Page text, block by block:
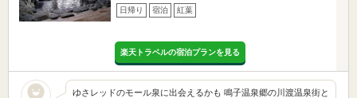
日帰り 宿泊 紅葉
楽天トラベルの宿泊プランを見る
ゆさレッドのモール泉に出会えるかも 鳴子温泉郷の川渡温泉街と